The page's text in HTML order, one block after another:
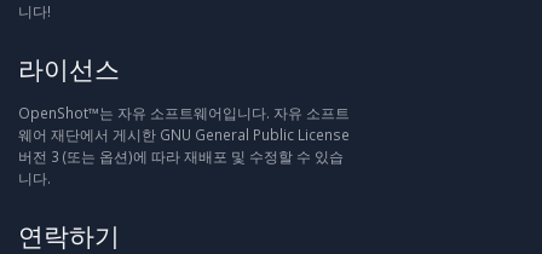
니다!
라이선스
OpenShot™는 자유 소프트웨어입니다. 자유 소프트
웨어 재단에서 게시한 GNU General Public License
버전 3 (또는 옵션)에 따라 재배포 및 수정할 수 있습
니다.
연락하기